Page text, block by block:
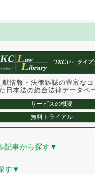
献情報・法律雑誌の豊富な
た 日本法の総合法律データベ
サービスの概要
無料トライアル
記事から探す ▼
す ▼